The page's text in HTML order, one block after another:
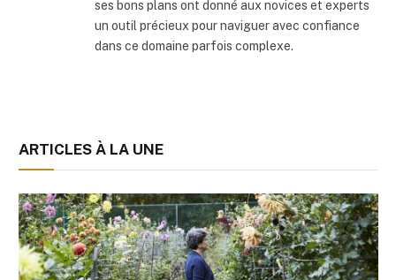
ses bons plans ont donné aux novices et experts
un outil précieux pour naviguer avec confiance
dans ce domaine parfois complexe.
ARTICLES À LA UNE